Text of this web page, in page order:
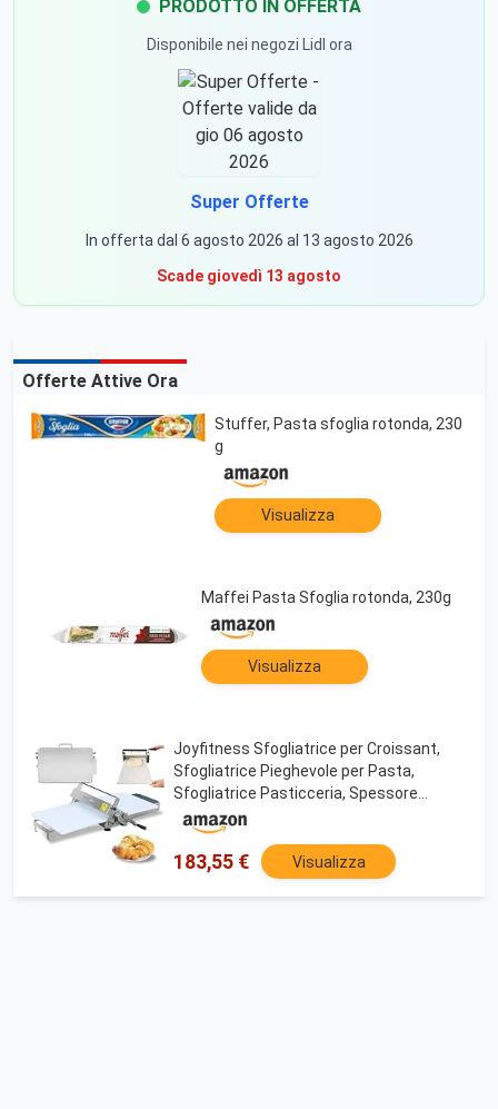
PRODOTTO IN OFFERTA
Disponibile nei negozi Lidl ora
Super Offerte
In offerta dal 6 agosto 2026 al 13 agosto 2026
Scade giovedì 13 agosto
Offerte Attive Ora
Stuffer, Pasta sfoglia rotonda, 230
g
Visualizza
Maffei Pasta Sfoglia rotonda, 230g
Visualizza
Joyfitness Sfogliatrice per Croissant,
Sfogliatrice Pieghevole per Pasta,
Sfogliatrice Pasticceria, Spessore
Regolabile 0-25mm, Impasti Pizza e
Panetteria Domestica Commerciale
183,55 € Visualizza